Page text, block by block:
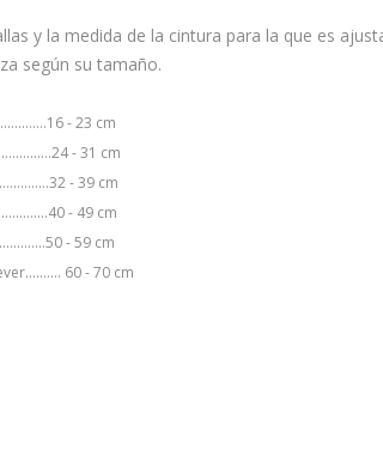
y la medida de la cintura para la que es
según su tamaño.
- 23 cm
- 31 cm
- 39 cm
- 49 cm
- 59 cm
60 - 70 cm